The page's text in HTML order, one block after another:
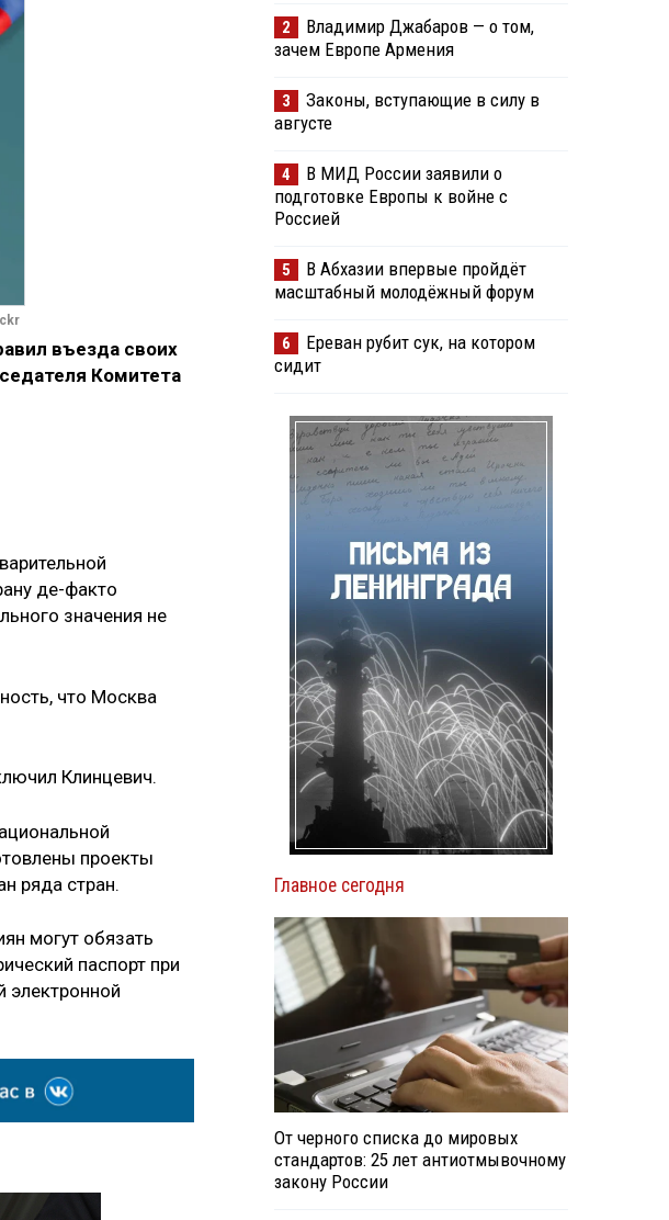
въезда своих
Комитета
де-факто
значения не
что Москва
Клинцевич.
проекты
ряда стран.
могут обязать
паспорт при
электронной
2
Владимир Джабаров — о том,
зачем Европе Армения
3
Законы, вступающие в силу в
августе
4
В МИД России заявили о
подготовке Европы к войне с
Россией
5
В Абхазии впервые пройдёт
масштабный молодёжный форум
6
Ереван рубит сук, на котором
сидит
Главное сегодня
От черного списка до мировых
стандартов: 25 лет антиотмывочному
закону России